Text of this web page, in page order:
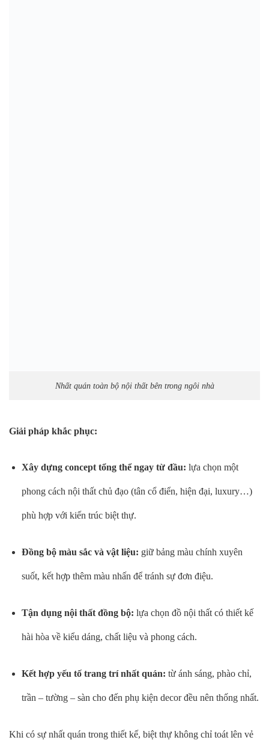
Nhất quán toàn bộ nội thất bên trong ngôi nhà
Giải pháp khắc phục:
Xây dựng concept tổng thể ngay từ đầu: lựa chọn một
phong cách nội thất chủ đạo (tân cổ điển, hiện đại, luxury…)
phù hợp với kiến trúc biệt thự.
Đồng bộ màu sắc và vật liệu: giữ bảng màu chính xuyên
suốt, kết hợp thêm màu nhấn để tránh sự đơn điệu.
Tận dụng nội thất đồng bộ: lựa chọn đồ nội thất có thiết kế
hài hòa về kiểu dáng, chất liệu và phong cách.
Kết hợp yếu tố trang trí nhất quán: từ ánh sáng, phào chỉ,
trần – tường – sàn cho đến phụ kiện decor đều nên thống nhất.
Khi có sự nhất quán trong thiết kế, biệt thự không chỉ toát lên vẻ